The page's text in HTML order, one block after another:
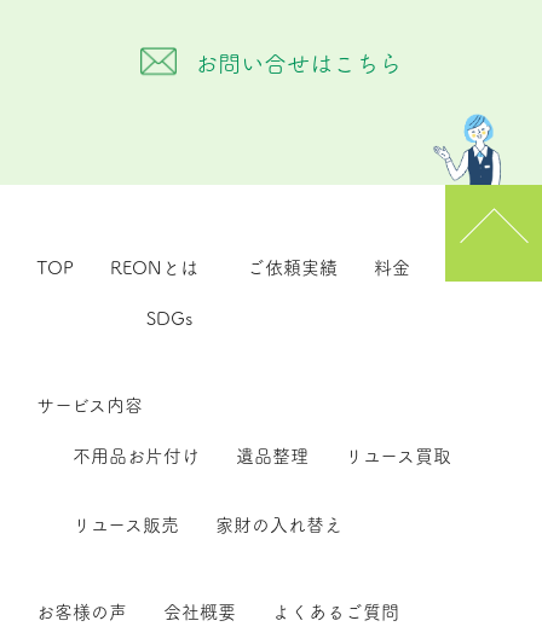
お問い合せはこちら
TOP REONとは
SDGs
ご依頼実績 料金
サービス内容
不用品お片付け 遺品整理 リユース買取
リユース販売 家財の入れ替え
お客様の声 会社概要 よくあるご質問